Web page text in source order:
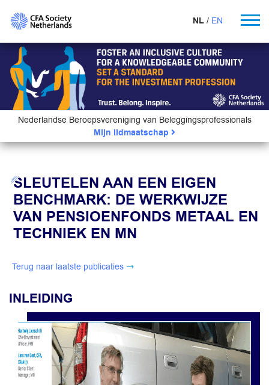
NL EN
Nederlandse Beroepsvereniging van Beleggingsprofessionals
Mijn lidmaatschap
SLEUTELEN AAN EEN EIGEN
BENCHMARK: DE WERKWIJZE
VAN PENSIOENFONDS METAAL EN
TECHNIEK EN MN
Terug naar laatste publicaties
INLEIDING